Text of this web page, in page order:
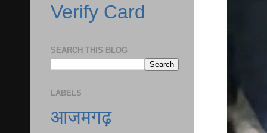
Verify Card
SEARCH THIS BLOG
LABELS
आजमगढ़